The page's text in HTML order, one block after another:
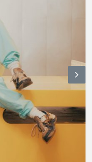
N
ex
t